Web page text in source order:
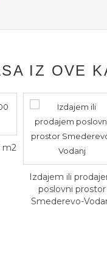
IZ OVE
ili prodajem
prostor
Vodanj